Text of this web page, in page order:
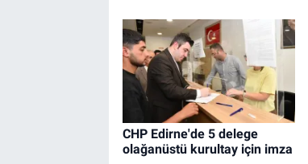
CHP Edirne'de 5 delege
olağanüstü kurultay için imza